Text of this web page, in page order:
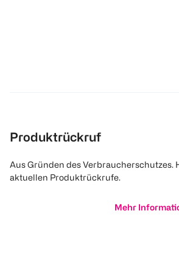
Produktrückruf
Aus Gründen des Verbraucherschutzes.
aktuellen Produktrückrufe.
Mehr